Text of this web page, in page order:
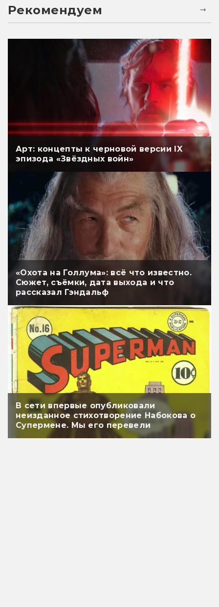
Рекомендуем
Арт: концепты к черновой версии IX
эпизода «Звёздных войн»
«Охота на Голлума»: всё что известно.
Сюжет, съёмки, дата выхода и что
рассказал Гэндальф
В сети впервые опубликовали
неизданное стихотворение Набокова о
Супермене. Мы его перевели